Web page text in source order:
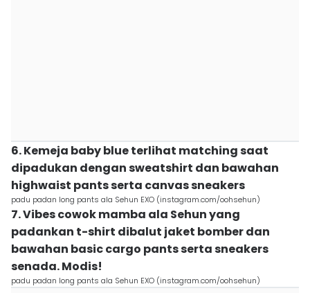
6. Kemeja baby blue terlihat matching saat
dipadukan dengan sweatshirt dan bawahan
highwaist pants serta canvas sneakers
padu padan long pants ala Sehun EXO (instagram.com/oohsehun)
7. Vibes cowok mamba ala Sehun yang
padankan t-shirt dibalut jaket bomber dan
bawahan basic cargo pants serta sneakers
senada. Modis!
padu padan long pants ala Sehun EXO (instagram.com/oohsehun)